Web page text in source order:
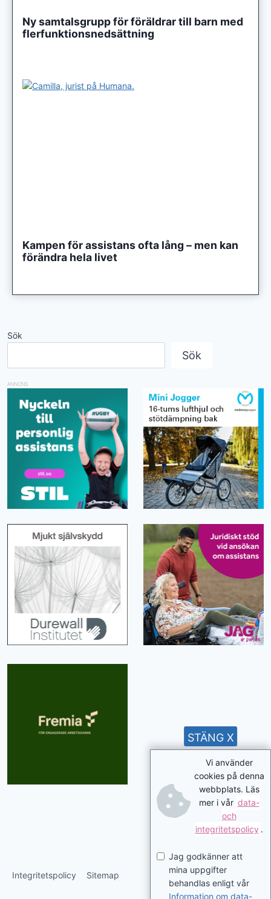
Ny samtalsgrupp för föräldrar till barn med
flerfunktionsnedsättning
Kampen för assistans ofta lång – men kan
förändra hela livet
Sök
Sök
ANNONS
Integritetspolicy Sitemap
Vi använder
cookies på denna
webbplats. Läs
mer i vår data-
och
integritetspolicy .
Jag godkänner att
mina uppgifter
behandlas enligt vår
Information om data-
STÄNG X